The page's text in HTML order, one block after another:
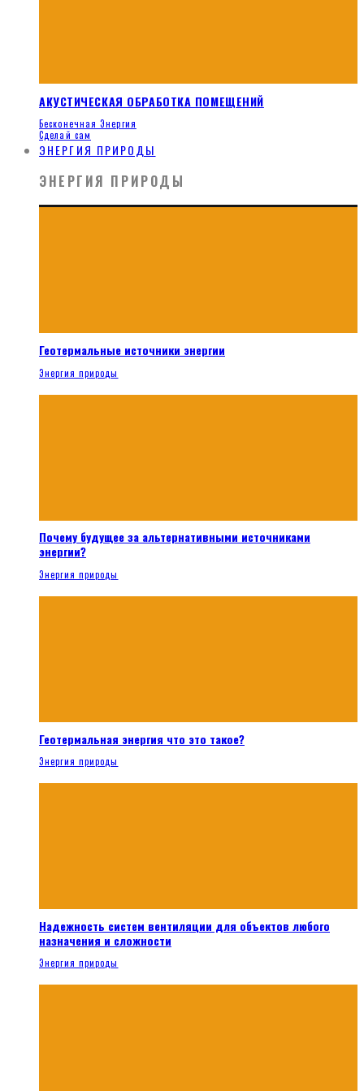
АКУСТИЧЕСКАЯ ОБРАБОТКА ПОМЕЩЕНИЙ
Бесконечная Энергия
Сделай сам
ЭНЕРГИЯ ПРИРОДЫ
ЭНЕРГИЯ ПРИРОДЫ
Геотермальные источники энергии
Энергия природы
Почему будущее за альтернативными источниками
энергии?
Энергия природы
Геотермальная энергия что это такое?
Энергия природы
Надежность систем вентиляции для объектов любого
назначения и сложности
Энергия природы